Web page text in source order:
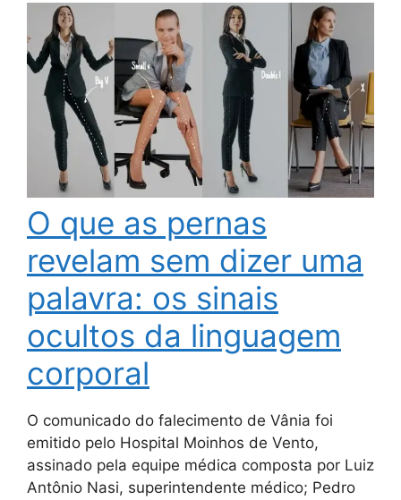
O que as pernas
revelam sem dizer uma
palavra: os sinais
ocultos da linguagem
corporal
O comunicado do falecimento de Vânia foi
emitido pelo Hospital Moinhos de Vento,
assinado pela equipe médica composta por Luiz
Antônio Nasi, superintendente médico; Pedro